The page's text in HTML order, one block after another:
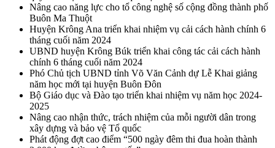
Nâng cao năng lực cho tổ công nghệ số cộng đồng thành phố
Buôn Ma Thuột
Huyện Krông Ana triển khai nhiệm vụ cải cách hành chính 6
tháng cuối năm 2024
UBND huyện Krông Búk triển khai công tác cải cách hành
chính 6 tháng cuối năm 2024
Phó Chủ tịch UBND tỉnh Võ Văn Cảnh dự Lễ Khai giảng
năm học mới tại huyện Buôn Đôn
Bộ Giáo dục và Đào tạo triển khai nhiệm vụ năm học 2024-
2025
Nâng cao nhận thức, trách nhiệm của mỗi người dân trong
xây dựng và bảo vệ Tổ quốc
Phát động đợt cao điểm “500 ngày đêm thi đua hoàn thành